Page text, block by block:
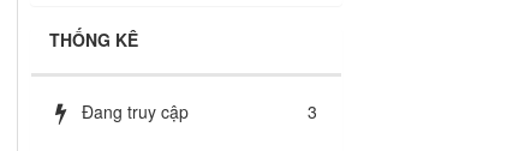
THỐNG KÊ
Đang truy cập
3